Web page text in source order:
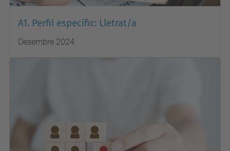
A1. Perfil específic: Lletrat/a
Desembre 2024